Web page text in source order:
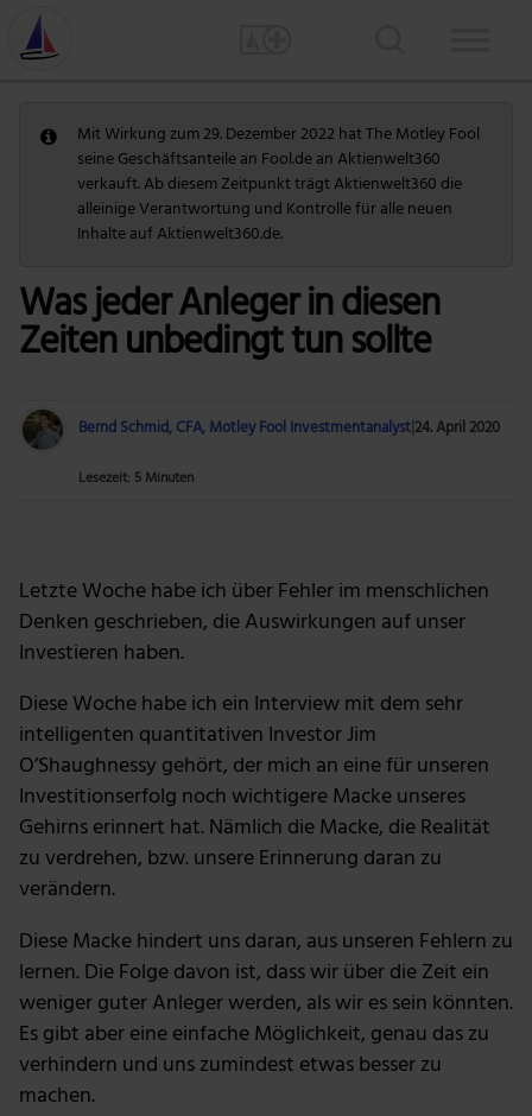
Mit Wirkung zum 29. Dezember 2022 hat The Motley Fool
seine Geschäftsanteile an Fool.de an Aktienwelt360
verkauft. Ab diesem Zeitpunkt trägt Aktienwelt360 die
alleinige Verantwortung und Kontrolle für alle neuen
Inhalte auf Aktienwelt360.de.
Was jeder Anleger in diesen
Zeiten unbedingt tun sollte
Bernd Schmid, CFA, Motley Fool Investmentanalyst24. April 2020
Lesezeit: 5 Minuten
Letzte Woche habe ich über Fehler im menschlichen
Denken geschrieben, die Auswirkungen auf unser
Investieren haben.
Diese Woche habe ich ein Interview mit dem sehr
intelligenten quantitativen Investor Jim
O’Shaughnessy gehört, der mich an eine für unseren
Investitionserfolg noch wichtigere Macke unseres
Gehirns erinnert hat. Nämlich die Macke, die Realität
zu verdrehen, bzw. unsere Erinnerung daran zu
verändern.
Diese Macke hindert uns daran, aus unseren Fehlern zu
lernen. Die Folge davon ist, dass wir über die Zeit ein
weniger guter Anleger werden, als wir es sein könnten.
Es gibt aber eine einfache Möglichkeit, genau das zu
verhindern und uns zumindest etwas besser zu
machen.